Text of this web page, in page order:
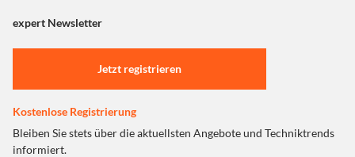
anspruchsvollsten Gamern erfüllt werden. Und mit einer
Akkulaufzeit von bis zu 100 Stunden[2] sicherst du dir
mehr als 4 ganze Tage Spielzeit mit nur einer einzigen
Ladung deiner Wabenschalenmaus. Dank des
ins Leere – die überzeugenden, haptischen TTC Golden
Micro-Switches sind auf bis zu 80 Millionen Klicks
ausgelegt. Wenn dir ein Kabel lieber ist, legt HyperX
"Marketing".
Einstellungen anpassen
expert Newsletter
Jetzt registrieren
Kostenlose Registrierung
Bleiben Sie stets über die aktuellsten Angebote und Techniktrends
informiert.